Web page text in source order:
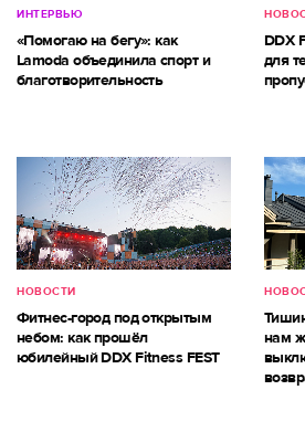
ИНТЕРВЬЮ
«Помогаю на бегу»: как
Lamoda объединила спорт и
благотворительность
DDX
для
НОВОСТИ
Фитнес-город под открытым
небом: как прошёл
юбилейный DDX Fitness FEST
нам